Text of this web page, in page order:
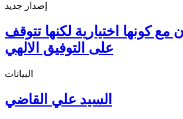
إصدار جديد
مع كونها اختيارية لكنها تتوقف
على التوفيق الالهي
البيانات
السيد علي القاضي